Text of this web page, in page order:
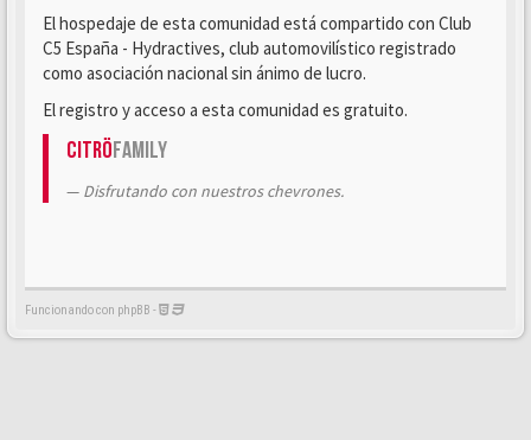
El hospedaje de esta comunidad está compartido con Club
C5 España - Hydractives, club automovilístico registrado
como asociación nacional sin ánimo de lucro.
El registro y acceso a esta comunidad es gratuito.
CitröFamily
Disfrutando con nuestros chevrones.
Funcionando con phpBB -